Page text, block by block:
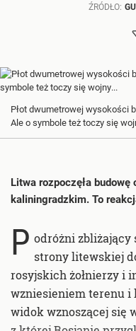
ŹRÓDŁO:
Płot dwumetrowej wysokości
Ale o symbole też toczy się
Litwa rozpoczęła
kaliningradzkim. To
P odróżni zbliżający
strony litewskiej
rosyjskich żołnierzy i
wzniesieniem terenu i
widok wznoszącej się